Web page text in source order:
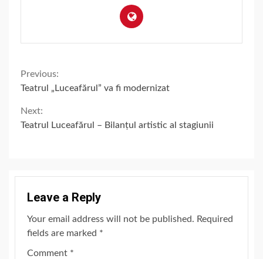
Continue
Reading
Previous:
Teatrul „Luceafărul” va fi modernizat
Next:
Teatrul Luceafărul – Bilanțul artistic al stagiunii
Leave a Reply
Your email address will not be published. Required
fields are marked *
Comment *